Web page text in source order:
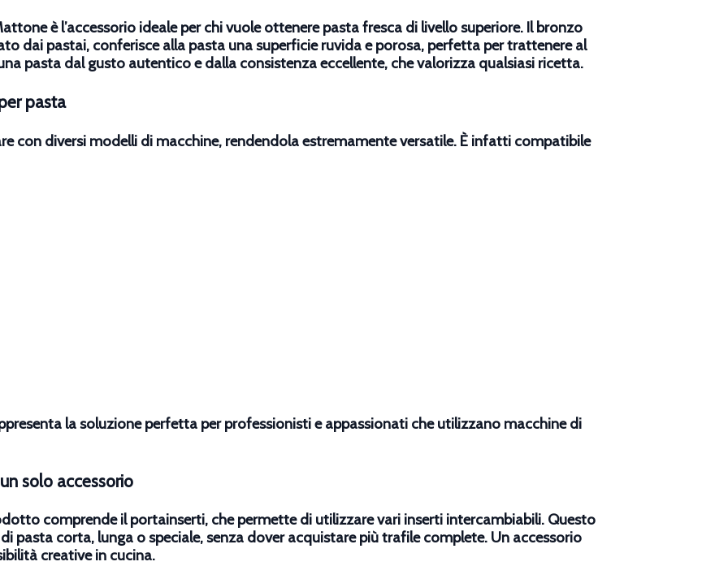
è l’accessorio ideale per chi vuole ottenere pasta fresca di livello superiore. Il bronzo
dai pastai, conferisce alla pasta una superficie ruvida e porosa, perfetta per trattenere al
pasta dal gusto autentico e dalla consistenza eccellente, che valorizza qualsiasi ricetta.
pasta
con diversi modelli di macchine, rendendola estremamente versatile. È infatti compatibile
la soluzione perfetta per professionisti e appassionati che utilizzano macchine di
solo accessorio
comprende ilportainserti, che permette di utilizzare vari inserti intercambiabili. Questo
pasta corta, lunga o speciale, senza dover acquistare più trafile complete. Un accessorio
creative in cucina.